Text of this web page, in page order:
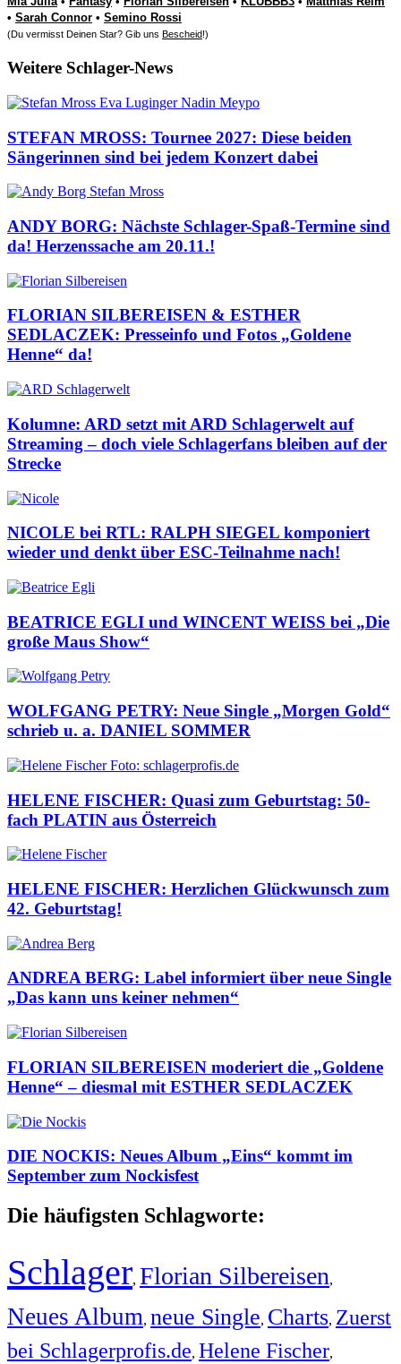
• Sarah Connor • Semino Rossi
(Du vermisst Deinen Star? Gib uns Bescheid!)
Weitere Schlager-News
STEFAN MROSS: Tournee 2027: Diese beiden
Sängerinnen sind bei jedem Konzert dabei
ANDY BORG: Nächste Schlager-Spaß-Termine sind
da! Herzenssache am 20.11.!
FLORIAN SILBEREISEN & ESTHER
SEDLACZEK: Presseinfo und Fotos „Goldene
Henne“ da!
Kolumne: ARD setzt mit ARD Schlagerwelt auf
Streaming – doch viele Schlagerfans bleiben auf der
Strecke
NICOLE bei RTL: RALPH SIEGEL komponiert
wieder und denkt über ESC-Teilnahme nach!
BEATRICE EGLI und WINCENT WEISS bei „Die
große Maus Show“
WOLFGANG PETRY: Neue Single „Morgen Gold“
schrieb u. a. DANIEL SOMMER
HELENE FISCHER: Quasi zum Geburtstag: 50-
fach PLATIN aus Österreich
HELENE FISCHER: Herzlichen Glückwunsch zum
42. Geburtstag!
ANDREA BERG: Label informiert über neue Single
„Das kann uns keiner nehmen“
FLORIAN SILBEREISEN moderiert die „Goldene
Henne“ – diesmal mit ESTHER SEDLACZEK
DIE NOCKIS: Neues Album „Eins“ kommt im
September zum Nockisfest
Die häufigsten Schlagworte:
Schlager, Florian Silbereisen,
Neues Album, neue Single, Charts, Zuerst
bei Schlagerprofis.de, Helene Fischer,